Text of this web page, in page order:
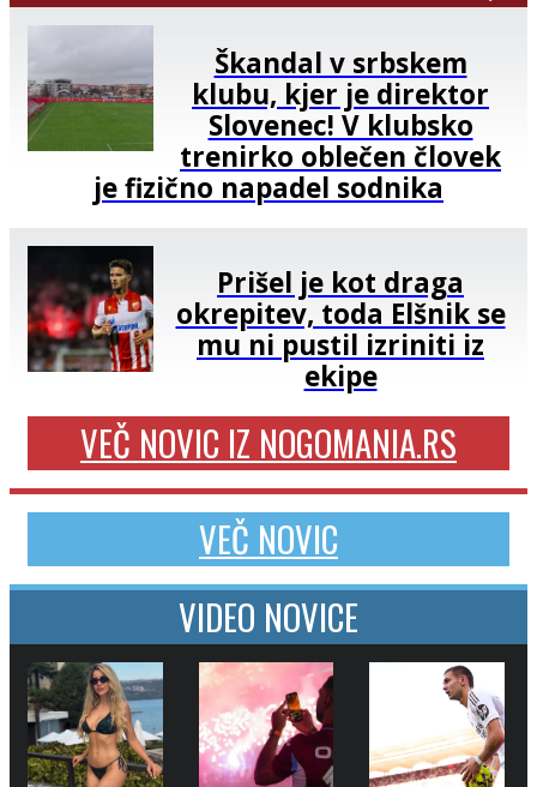
Škandal v srbskem
klubu, kjer je direktor
Slovenec! V klubsko
trenirko oblečen človek
je fizično napadel sodnika
Prišel je kot draga
okrepitev, toda Elšnik se
mu ni pustil izriniti iz
ekipe
VEČ NOVIC IZ NOGOMANIA.RS
VEČ NOVIC
VIDEO NOVICE